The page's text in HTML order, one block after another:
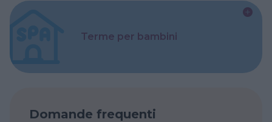
Terme per bambini
Domande frequenti